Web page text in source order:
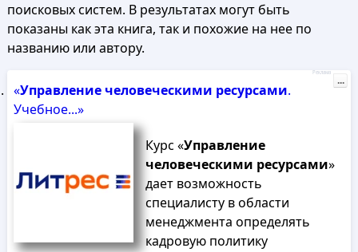
поисковых систем. В результатах могут быть
показаны как эта книга, так и похожие на нее по
названию или автору.
«Управление человеческими ресурсами.
Учебное...»
Курс «Управление
человеческими ресурсами»
дает возможность
специалисту в области
менеджмента определять
кадровую политику
Реклама
...